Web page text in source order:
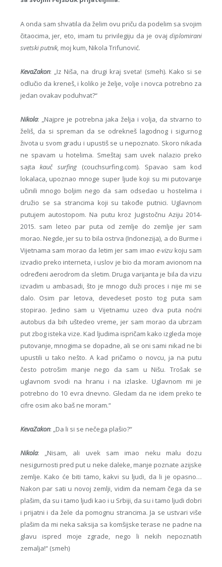
A onda sam shvatila da želim ovu priču da podelim sa svojim
čitaocima, jer, eto, imam tu privilegiju da je ovajdiplomirani
svetski putnik, moj kum, Nikola Trifunović.
KevaZakon: „Iz Niša, na drugi kraj sveta! (smeh). Kako si se
odlučio da kreneš, i koliko je želje, volje i novca potrebno za
jedan ovakav poduhvat?“
Nikola: „Najpre je potrebna jaka želja i volja, da stvarno to
želiš, da si spreman da se odrekneš lagodnog i sigurnog
života u svom gradu i upustiš se u nepoznato. Skoro nikada
ne spavam u hotelima. Smeštaj sam uvek nalazio preko
sajtakauč surfing (couchsurfing.com). Spavao sam kod
lokalaca, upoznao mnoge super ljude koji su mi putovanje
učinili mnogo boljim nego da sam odsedao u hostelima i
družio se sa strancima koji su takođe putnici. Uglavnom
putujem autostopom. Na putu kroz Jugistočnu Aziju 2014-
2015. sam leteo par puta od zemlje do zemlje jer sam
morao. Negde, jer su to bila ostrva (Indonezija), a do Burme i
Vijetnama sam morao da letim jer sam imao e-vizukoju sam
izvadio preko interneta, i uslov je bio da moram avionom na
određeni aerodrom da sletim. Druga varijanta je bila da vizu
izvadim u ambasadi, što je mnogo duži proces i nije mi se
dalo. Osim par letova, devedeset posto tog puta sam
stopirao. Jedino sam u Vijetnamu uzeo dva puta noćni
autobus da bih uštedeo vreme, jer sam morao da ubrzam
put zbog isteka vize. Kad ljudima ispričam kako izgleda moje
putovanje, mnogima se dopadne, ali se oni sami nikad ne bi
upustili u tako nešto. A kad pričamo o novcu, ja na putu
često potrošim manje nego da sam u Nišu. Trošak se
uglavnom svodi na hranu i na izlaske. Uglavnom mi je
potrebno do 10 evra dnevno. Gledam da ne idem preko te
cifre osim ako baš ne moram.“
KevaZakon: „Da li si se nečega plašio?“
Nikola: „Nisam, ali uvek sam imao neku malu dozu
nesigurnosti pred put u neke daleke, manje poznate azijske
zemlje. Kako će biti tamo, kakvi su ljudi, da li je opasno…
Nakon par sati u novoj zemlji, vidim da nemam čega da se
plašim, da su i tamo ljudi kao i u Srbiji, da su i tamo ljudi dobri
i prijatni i da žele da pomognu strancima. Ja se ustvari više
plašim da mi neka saksija sa komšijske terase ne padne na
glavu ispred moje zgrade, nego li nekih nepoznatih
zemalja!“ (smeh)